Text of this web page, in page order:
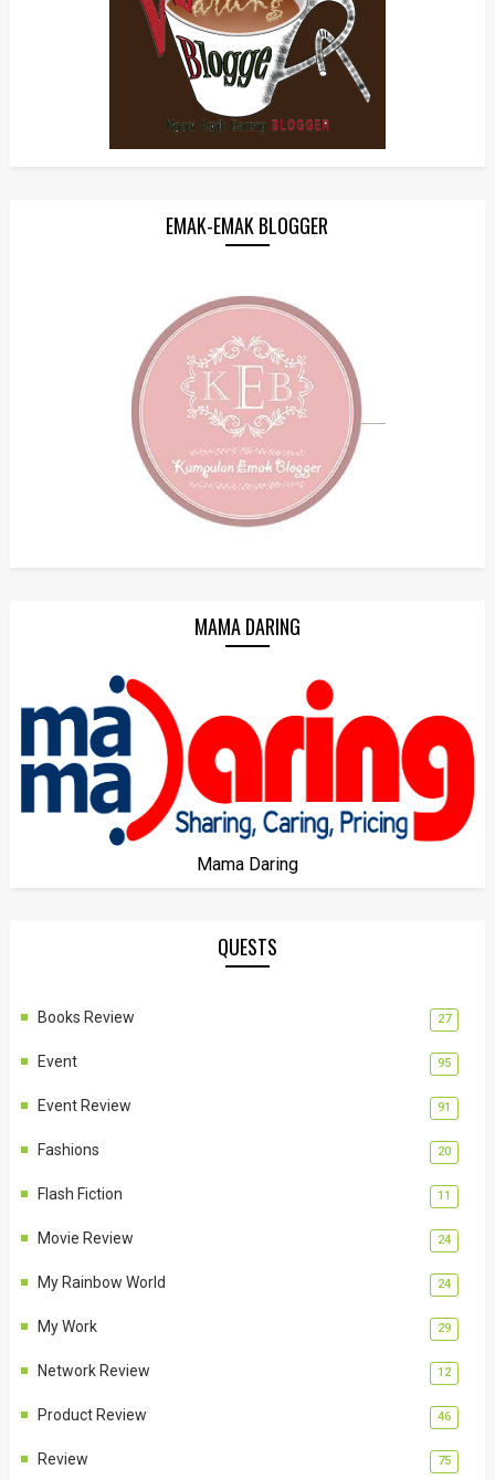
EMAK-EMAK BLOGGER
MAMA DARING
Mama Daring
QUESTS
Books Review 27
Event 95
Event Review 91
Fashions 20
Flash Fiction 11
Movie Review 24
My Rainbow World 24
My Work 29
Network Review 12
Product Review 46
Review 75